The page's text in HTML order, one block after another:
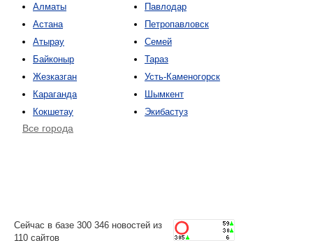
Алматы
Астана
Атырау
Байконыр
Жезказган
Караганда
Кокшетау
Павлодар
Петропавловск
Семей
Тараз
Усть-Каменогорск
Шымкент
Экибастуз
Все города
Сейчас в базе 300 346 новостей из
110 сайтов